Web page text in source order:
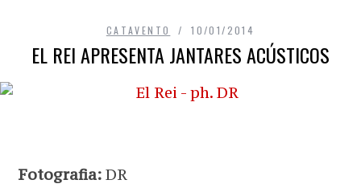
CATAVENTO 10/01/2014
EL REI APRESENTA JANTARES ACÚSTICOS
Fotografia: DR